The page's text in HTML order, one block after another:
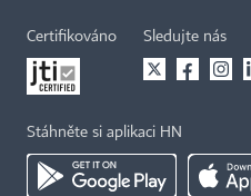
Certifikováno Sledujte nás
Stáhněte si aplikaci HN